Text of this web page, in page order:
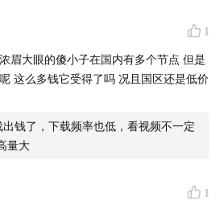
1
眉大眼的傻小子在国内有多个节点 但是
这么多钱它受得了吗 况且国区还是低价
出钱了，下载频率也低，看视频不一定
量大
1